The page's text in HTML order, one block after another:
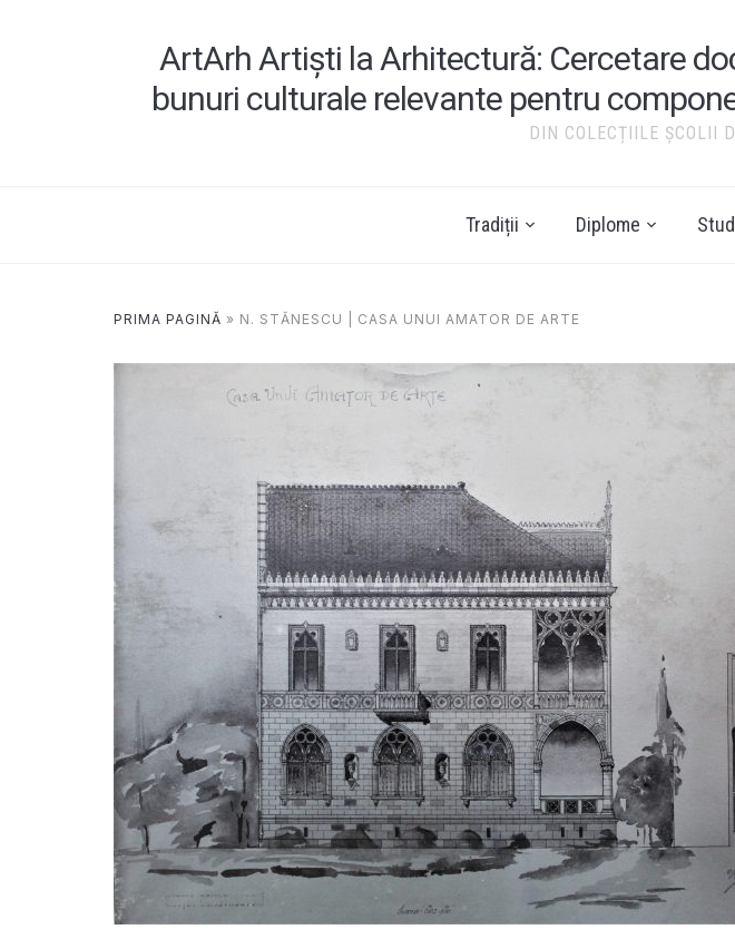
ArtArh Artiști la Arhitectură: Cercetare
bunuri culturale relevante pentru
DIN COLECȚIILE ȘCOLII
Tradiții Diplome
PRIMA PAGINĂ » N. STĂNESCU | CASA UNUI AMATOR DE ARTE